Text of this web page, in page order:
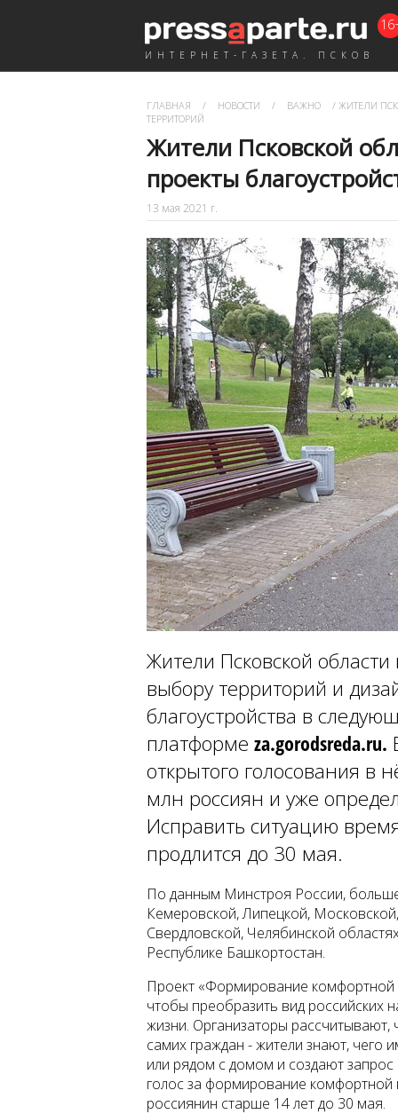
ИНТЕРНЕТ-ГАЗЕТА. ПСКОВ
ГЛАВНАЯ / НОВОСТИ / ВАЖНО / ЖИТЕЛИ
ТЕРРИТОРИЙ
Жители Псковской
проекты
13 мая 2021 г.
Жители Псковской
выбору территорий и
благоустройства в
платформе za.gorodsreda.ru.
открытого голосования в
млн россиян и уже
Исправить ситуацию
продлится до 30 мая.
По данным Минстроя России,
Кемеровской, Липецкой,
Свердловской, Челябинской
Республике Башкортостан.
Проект «Формирование комфортной
чтобы преобразить вид российских
жизни. Организаторы рассчитывают,
самих граждан - жители знают, чего
или рядом с домом и создают
голос за формирование
россиянин старше 14 лет до 30 мая.